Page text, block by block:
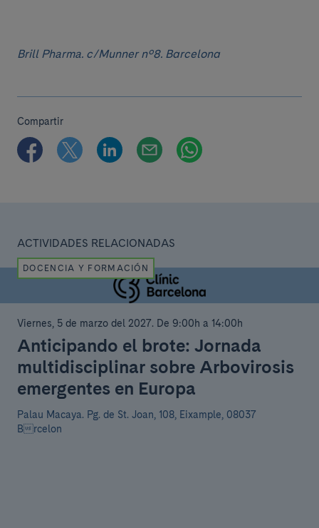
Brill Pharma. c/Munner nº8. Barcelona
Compartir
ACTIVIDADES RELACIONADAS
DOCENCIA Y FORMACIÓN
Viernes, 5 de marzo del 2027. De 9:00h a 14:00h
Anticipando el brote: Jornada
multidisciplinar sobre Arbovirosis
emergentes en Europa
Palau Macaya. Pg. de St. Joan, 108, Eixample, 08037
Brcelon